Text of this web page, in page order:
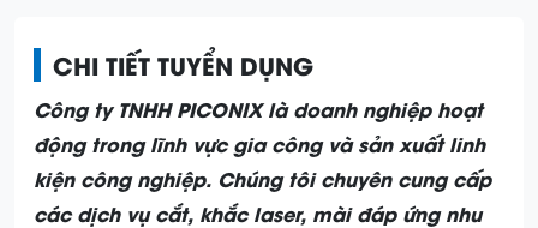
CHI TIẾT TUYỂN DỤNG
Công ty TNHH PICONIX là doanh nghiệp hoạt
động trong lĩnh vực gia công và sản xuất linh
kiện công nghiệp. Chúng tôi chuyên cung cấp
các dịch vụ cắt, khắc laser, mài đáp ứng nhu